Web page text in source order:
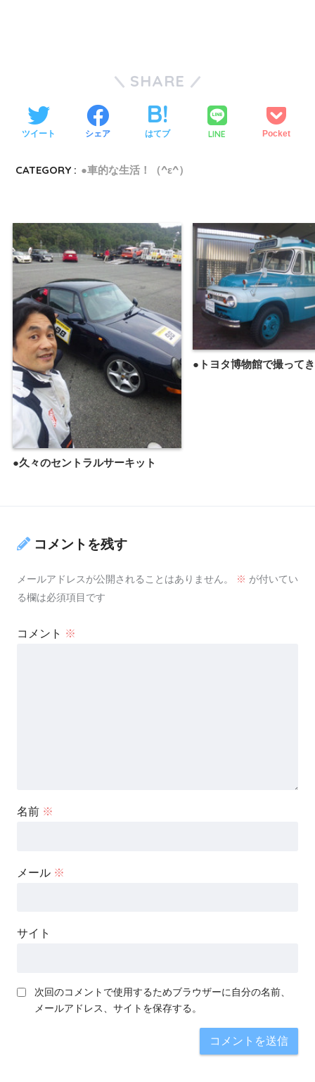
SHARE
ツイート シェア はてブ LINE Pocket
CATEGORY : ●車的な生活！（^ε^）
●久々のセントラルサーキット
●トヨタ博物館で撮って
コメントを残す
メールアドレスが公開されることはありません。 ※ が付いてい
る欄は必須項目です
コメント ※
名前 ※
メール ※
サイト
次回のコメントで使用するためブラウザーに自分の名前、
メールアドレス、サイトを保存する。